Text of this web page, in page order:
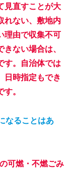
見直すことが大
れない、敷地内
理由で収集不可
ない場合は、
す。自治体では
日時指定もでき
。
なることはあ
可燃・不燃ごみ